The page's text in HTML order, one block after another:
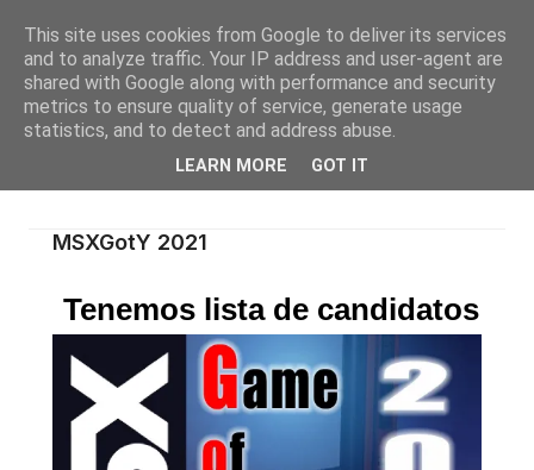
MSXGotY 2021
Tenemos lista de candidatos
This site uses cookies from Google to deliver its services
and to analyze traffic. Your IP address and user-agent are
shared with Google along with performance and security
metrics to ensure quality of service, generate usage
statistics, and to detect and address abuse.
LEARN MORE GOT IT